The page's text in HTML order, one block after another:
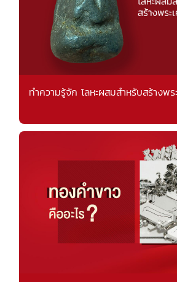
ทำความรู้จัก โลหะผสมสำหรับสร้างพร